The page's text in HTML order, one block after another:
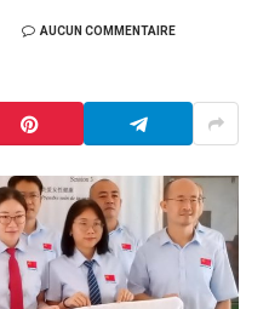
AUCUN COMMENTAIRE